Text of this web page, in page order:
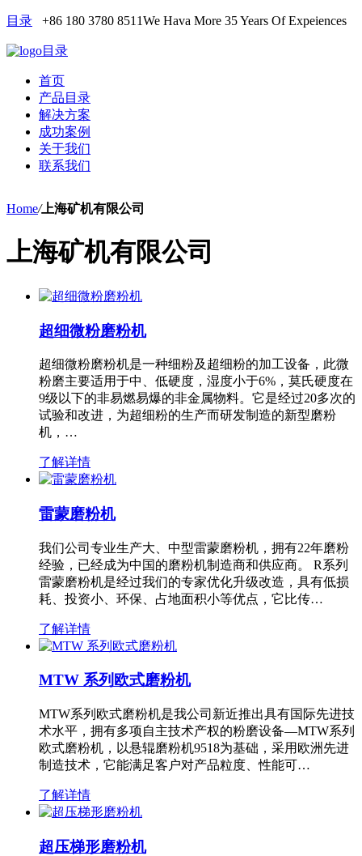
目录 +86 180 3780 8511We Hava More 35 Years Of Expeiences
目录
首页
产品目录
解决方案
成功案例
关于我们
联系我们
Home/上海矿机有限公司
上海矿机有限公司
超细微粉磨粉机
超细微粉磨粉机是一种细粉及超细粉的加工设备，此微
粉磨主要适用于中、低硬度，湿度小于6%，莫氏硬度在
9级以下的非易燃易爆的非金属物料。它是经过20多次的
试验和改进，为超细粉的生产而研发制造的新型磨粉
机，…
了解详情
雷蒙磨粉机
我们公司专业生产大、中型雷蒙磨粉机，拥有22年磨粉
经验，已经成为中国的磨粉机制造商和供应商。 R系列
雷蒙磨粉机是经过我们的专家优化升级改造，具有低损
耗、投资小、环保、占地面积小等优点，它比传…
了解详情
MTW 系列欧式磨粉机
MTW系列欧式磨粉机是我公司新近推出具有国际先进技
术水平，拥有多项自主技术产权的粉磨设备—MTW系列
欧式磨粉机，以悬辊磨粉机9518为基础，采用欧洲先进
制造技术，它能满足客户对产品粒度、性能可…
了解详情
超压梯形磨粉机